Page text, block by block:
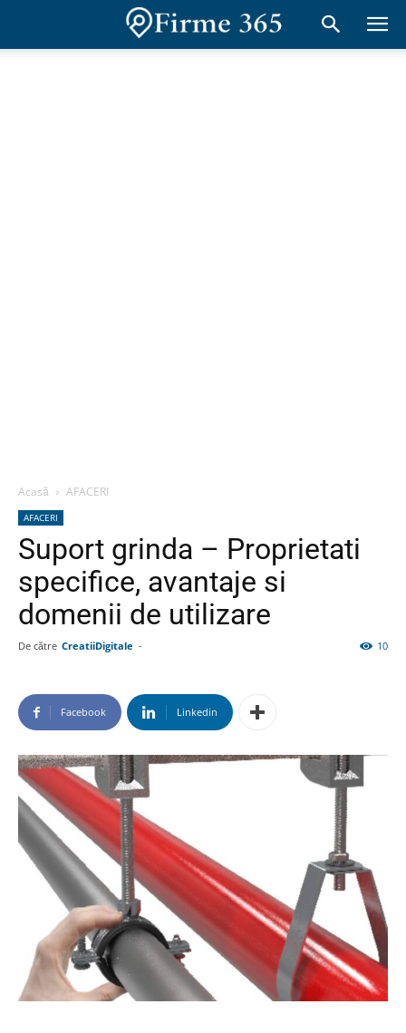
Acasă AFACERI
AFACERI
Suport grinda – Proprietati
specifice, avantaje si
domenii de utilizare
De către CreatiiDigitale - 10
Facebook Linkedin